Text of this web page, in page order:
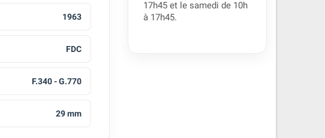
1963
FDC
F.340 - G.770
29 mm
17h45 et le samedi de 10h
à 17h45.